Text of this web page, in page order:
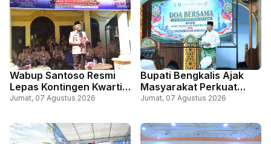
Wabup Santoso Resmi
Lepas Kontingen Kwartir
Cabang Gerakan
Jambore Nasional, di
Cibubur Jakarta
Jumat, 07 Agustus 2026
Bupati Bengkalis Ajak
Masyarakat Perkuat
Persatuan Lewat Doa
Jadi ke-69 Riau dan HUT
ke-81 RI
Jumat, 07 Agustus 2026